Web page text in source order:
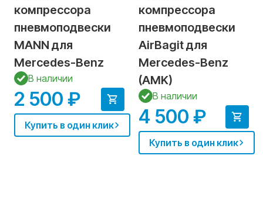
компрессора
пневмоподвески
MANN для
Mercedes-Benz
В наличии
2 500 ₽
Купить в один клик
компрессора
пневмоподвески
AirBagit для
Mercedes-Benz
(AMK)
В наличии
4 500 ₽
Купить в один клик